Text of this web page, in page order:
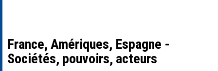
France, Amériques, Espagne -
Sociétés, pouvoirs, acteurs